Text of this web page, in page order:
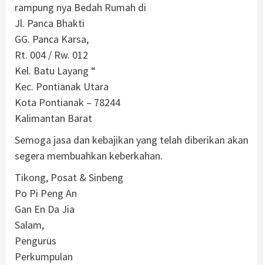
rampung nya Bedah Rumah di
Jl. Panca Bhakti
GG. Panca Karsa,
Rt. 004 / Rw. 012
Kel. Batu Layang “
Kec. Pontianak Utara
Kota Pontianak – 78244
Kalimantan Barat
Semoga jasa dan kebajikan yang telah diberikan akan
segera membuahkan keberkahan.
Tikong, Posat & Sinbeng
Po Pi Peng An
Gan En Da Jia
Salam,
Pengurus
Perkumpulan